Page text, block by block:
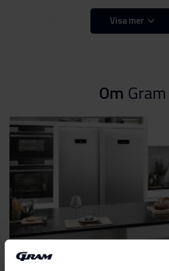
Säkerhetsinformation
och varningar (FI)
och varningar (SV)
Varningar och
Användarmanual
Visa mer
Om Gram